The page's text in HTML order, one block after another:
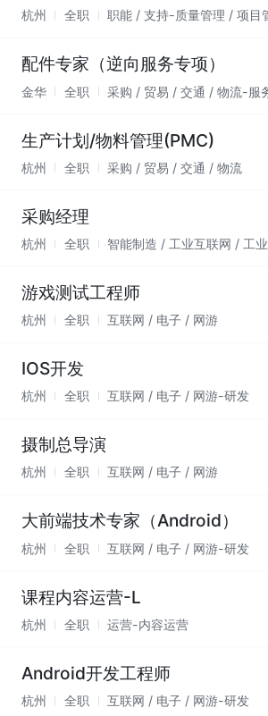
杭州 全职 职能 / 支持-质量管理 / 项目
配件专家（逆向服务专项）
金华 全职 采购 / 贸易 / 交通 / 物流-服
生产计划/物料管理(PMC)
杭州 全职 采购 / 贸易 / 交通 / 物流
采购经理
杭州 全职 智能制造 / 工业互联网 / 工
游戏测试工程师
杭州 全职 互联网 / 电子 / 网游
IOS开发
杭州 全职 互联网 / 电子 / 网游-研发
摄制总导演
杭州 全职 互联网 / 电子 / 网游
大前端技术专家（Android）
杭州 全职 互联网 / 电子 / 网游-研发
课程内容运营-L
杭州 全职 运营-内容运营
Android开发工程师
杭州 全职 互联网 / 电子 / 网游-研发